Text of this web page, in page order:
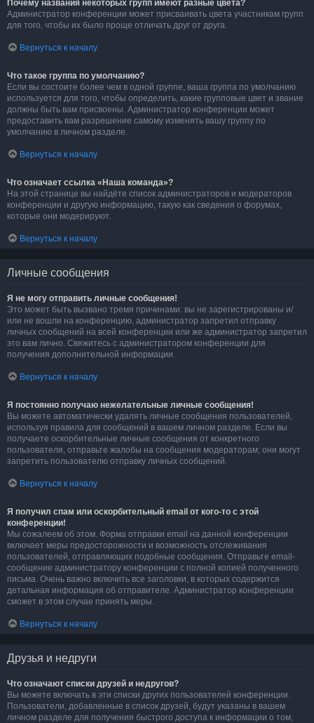
Почему названия некоторых групп имеют разные цвета?
Администратор конференции может присваивать цвета участникам групп
для того, чтобы их было проще отличать друг от друга.
Вернуться к началу
Что такое группа по умолчанию?
Если вы состоите более чем в одной группе, ваша группа по умолчанию
используется для того, чтобы определить, какие групповые цвет и звание
должны быть вам присвоены. Администратор конференции может
предоставить вам разрешение самому изменять вашу группу по
умолчанию в личном разделе.
Вернуться к началу
Что означает ссылка «Наша команда»?
На этой странице вы найдёте список администраторов и модераторов
конференции и другую информацию, такую как сведения о форумах,
которые они модерируют.
Вернуться к началу
Личные сообщения
Я не могу отправить личные сообщения!
Это может быть вызвано тремя причинами: вы не зарегистрированы и/
или не вошли на конференцию, администратор запретил отправку
личных сообщений на всей конференции или же администратор запретил
это вам лично. Свяжитесь с администратором конференции для
получения дополнительной информации.
Вернуться к началу
Я постоянно получаю нежелательные личные сообщения!
Вы можете автоматически удалять личные сообщения пользователей,
используя правила для сообщений в вашем личном разделе. Если вы
получаете оскорбительные личные сообщения от конкретного
пользователя, отправьте жалобы на сообщения модераторам; они могут
запретить пользователю отправку личных сообщений.
Вернуться к началу
Я получил спам или оскорбительный email от кого-то с этой
конференции!
Мы сожалеем об этом. Форма отправки email на данной конференции
включает меры предосторожности и возможность отслеживания
пользователей, отправляющих подобные сообщения. Отправьте email-
сообщение администратору конференции с полной копией полученного
письма. Очень важно включить все заголовки, в которых содержится
детальная информация об отправителе. Администратор конференции
сможет в этом случае принять меры.
Вернуться к началу
Друзья и недруги
Что означают списки друзей и недругов?
Вы можете включать в эти списки других пользователей конференции.
Пользователи, добавленные в список друзей, будут указаны в вашем
личном разделе для получения быстрого доступа к информации о том,